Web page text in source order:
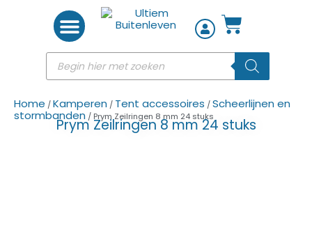
Home /Kamperen / Tent accessoires /Scheerlijnen en
stormbanden / Prym Zeilringen 8 mm 24 stuks
Prym Zeilringen 8 mm 24 stuks